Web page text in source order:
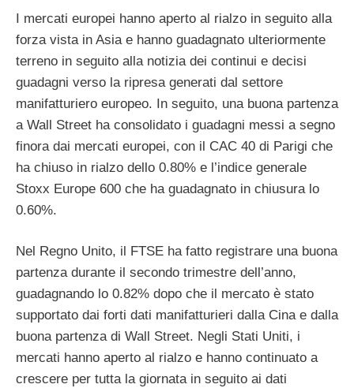
I mercati europei hanno aperto al rialzo in seguito alla
forza vista in Asia e hanno guadagnato ulteriormente
terreno in seguito alla notizia dei continui e decisi
guadagni verso la ripresa generati dal settore
manifatturiero europeo. In seguito, una buona partenza
a Wall Street ha consolidato i guadagni messi a segno
finora dai mercati europei, con il CAC 40 di Parigi che
ha chiuso in rialzo dello 0.80% e l’indice generale
Stoxx Europe 600 che ha guadagnato in chiusura lo
0.60%.
Nel Regno Unito, il FTSE ha fatto registrare una buona
partenza durante il secondo trimestre dell’anno,
guadagnando lo 0.82% dopo che il mercato è stato
supportato dai forti dati manifatturieri dalla Cina e dalla
buona partenza di Wall Street. Negli Stati Uniti, i
mercati hanno aperto al rialzo e hanno continuato a
crescere per tutta la giornata in seguito ai dati